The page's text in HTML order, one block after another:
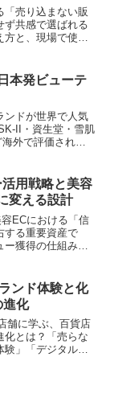
「売り込まない販
ず共感で選ばれる
方と、現場で使え
本発ビューテ
ンドが世界で人気
II・資生堂・雪肌
外で評価されるJ-
用戦略と美容
変える設計
ECにおける「信
する重要資産で
ー獲得の仕組み
ンド体験と化
進化
舗に学ぶ、百貨店
化とは？「売らな
験」「デジタル融